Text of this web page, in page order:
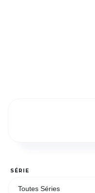
SÉRIE
Toutes Séries